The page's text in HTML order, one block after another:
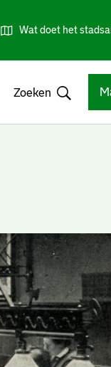
Wat doet het
Zoeken